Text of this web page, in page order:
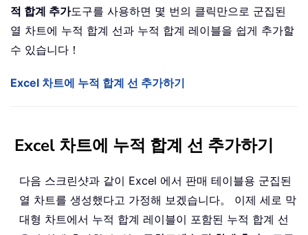
적 합계 추가도구를 사용하면 몇 번의 클릭만으로 군집된
열 차트에 누적 합계 선과 누적 합계 레이블을 쉽게 추가할
수 있습니다！
Excel 차트에 누적 합계 선 추가하기
Excel 차트에 누적 합계 선 추가하기
다음 스크린샷과 같이 Excel 에서 판매 테이블용 군집된
열 차트를 생성했다고 가정해 보겠습니다。 이제 세로 막
대형 차트에서 누적 합계 레이블이 포함된 누적 합계 선